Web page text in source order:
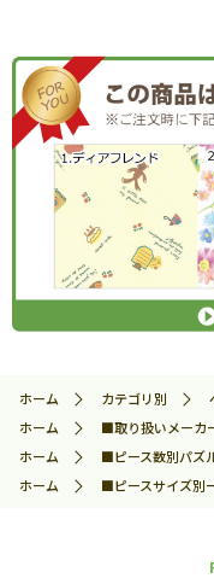
ホーム カテゴリ別
ホーム
■取り扱いメーカ
ホーム
■ピース数別パズ
ホーム
■ピースサイズ別